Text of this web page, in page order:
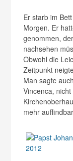
Er starb im
Morgen. Er
genommen,
nachsehen
Obwohl die
Zeitpunkt
Man sagte
Vincenca,
mehr